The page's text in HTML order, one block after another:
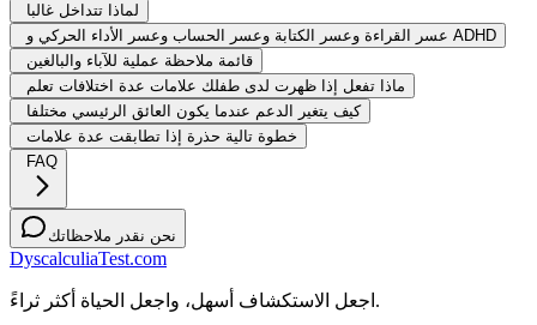
لماذا تتداخل غالبا
عسر القراءة وعسر الكتابة وعسر الحساب وعسر الأداء الحركي و ADHD
قائمة ملاحظة عملية للآباء والبالغين
ماذا تفعل إذا ظهرت لدى طفلك علامات عدة اختلافات تعلم
كيف يتغير الدعم عندما يكون العائق الرئيسي مختلفا
خطوة تالية حذرة إذا تطابقت عدة علامات
FAQ
نحن نقدر ملاحظاتك
DyscalculiaTest.com
اجعل الاستكشاف أسهل، واجعل الحياة أكثر ثراءً.